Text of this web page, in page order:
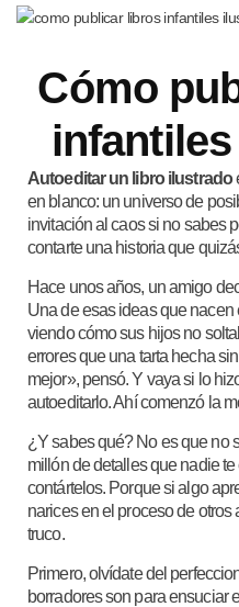
Cómo
Autoeditar un libro ilustrado
en blanco: un universo de
invitación al caos si no sabes
contarte una historia que
Hace unos años, un amigo
Una de esas ideas que
viendo cómo sus hijos no
errores que una tarta hecha
mejor», pensó. Y vaya si lo
autoeditarlo. Ahí comenzó la
¿Y sabes qué? No es que no
millón de detalles que nadie
contártelos. Porque si algo
narices en el proceso de
truco.
Primero, olvídate del
borradores son para ensuciar